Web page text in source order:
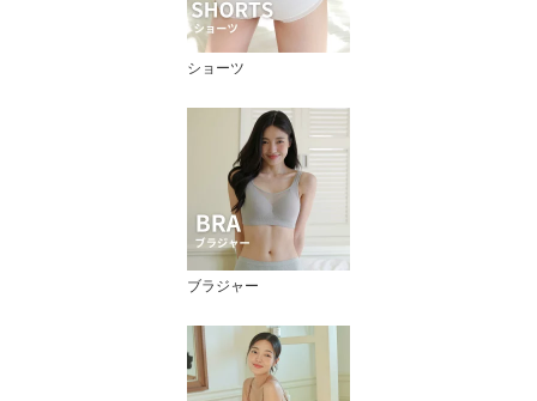
ショーツ
ブラジャー